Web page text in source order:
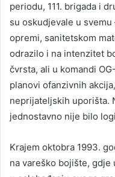
periodu, 111. brigada i
su oskudjevale u
opremi, sanitetskom
odrazilo i na intenzitet
čvrsta, ali u komandi
planovi ofanzivnih
neprijateljskih uporišta.
jednostavno nije bilo
Krajem oktobra 1993.
na vareško bojište, gdje